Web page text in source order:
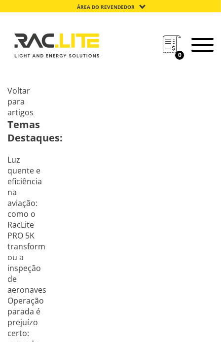
ÁREA DO REVENDEDOR
0
Voltar
para
artigos
Temas
Destaques:
Luz
quente e
eficiência
na
aviação:
como o
RacLite
PRO 5K
transform
ou a
inspeção
de
aeronaves
Operação
parada é
prejuízo
certo: